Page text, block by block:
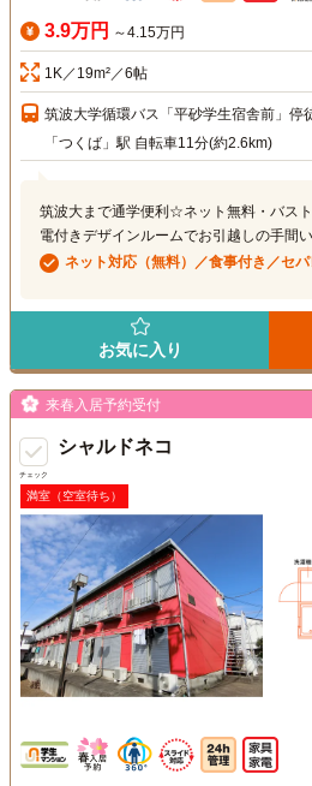
3.9万円 ～4.15万円
1K／19m²／6帖
筑波大学循環バス「平砂学生宿舎前」停
「つくば」駅 自転車11分(約2.6km)
筑波大まで通学便利☆ネット無料・バス
電付きデザインルームでお引越しの手間
ネット対応（無料）／食事付き／セパ
お気に入り
チェック
来春入居予約受付
シャルドネコ
満室（空室待ち）